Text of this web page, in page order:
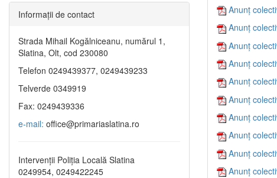
Anunț
Anunț
Anunț
Anunț
Anunț
Anunț
Anunț
Anunț
Anunț
Anunț
Informaţii de contact
Strada Mihail Kogălniceanu, numărul 1,
Slatina, Olt, cod 230080
Telefon 0249439377, 0249439233
Telverde 0349919
Fax: 0249439336
e-mail: office@primariaslatina.ro
Intervenții Poliția Locală Slatina
0249954, 0249422245